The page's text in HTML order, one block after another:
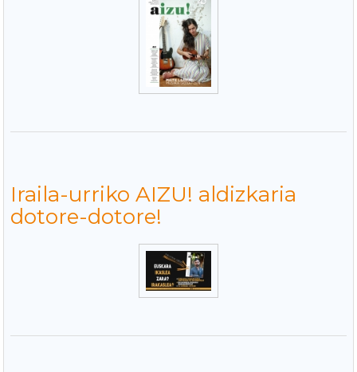
Iraila-urriko AIZU! aldizkaria
dotore-dotore!